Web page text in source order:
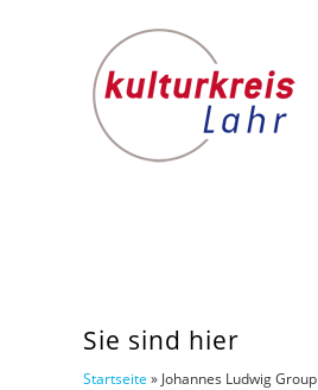
Sie sind hier
Startseite » Johannes Ludwig Group